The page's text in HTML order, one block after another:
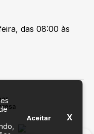
das 08:00 às
Aceitar X